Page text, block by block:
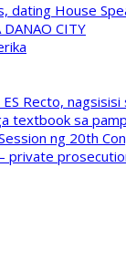
dating House
DANAO CITY
Recto,
textbook sa
ng 20th
private